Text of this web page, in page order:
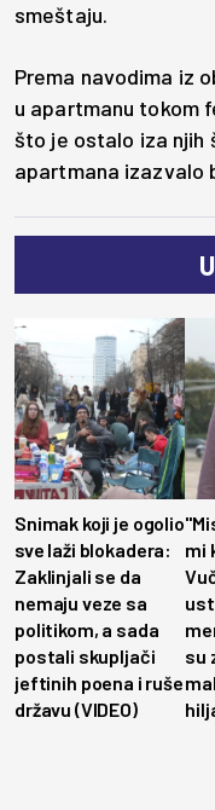
smeštaju.
Prema navodima iz
u apartmanu tokom
što je ostalo iza njih
apartmana izazvalo
Snimak koji je ogolio
sve laži blokadera:
Zaklinjali se da
nemaju veze sa
politikom, a sada
postali skupljači
jeftinih poena i ruše
državu (VIDEO)
mi
su